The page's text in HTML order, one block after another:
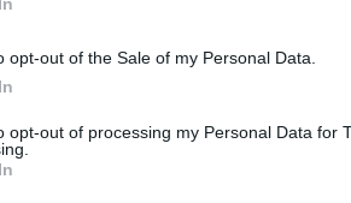
opt-out of the Sale of my Personal Data.
opt-out of processing my Personal Data for